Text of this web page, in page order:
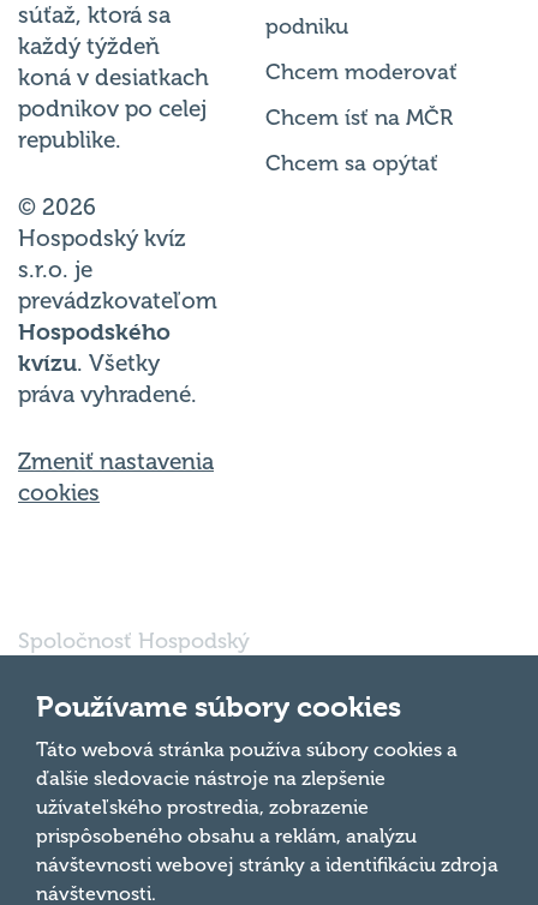
súťaž, ktorá sa
každý týždeň
koná v desiatkach
podnikov po celej
republike.
© 2026
Hospodský kvíz
s.r.o. je
prevádzkovateľom
Hospodského
kvízu. Všetky
práva vyhradené.
Zmeniť nastavenia
cookies
podniku
Chcem moderovať
Chcem ísť na MČR
Chcem sa opýtať
Spoločnosť Hospodský
sídlom Svätoplukova
16791/30, Bratislava
821 08, IČO: 56 763
697 je vedená pod
oddielom Sro, vložka
číslo 185032/B v
obchodnom registri
Mestského súdu
Bratislava III.
Používame súbory cookies
Táto webová stránka používa súbory cookies a
ďalšie sledovacie nástroje na zlepšenie
užívateľského prostredia, zobrazenie
prispôsobeného obsahu a reklám, analýzu
návštevnosti webovej stránky a identifikáciu zdroja
návštevnosti.